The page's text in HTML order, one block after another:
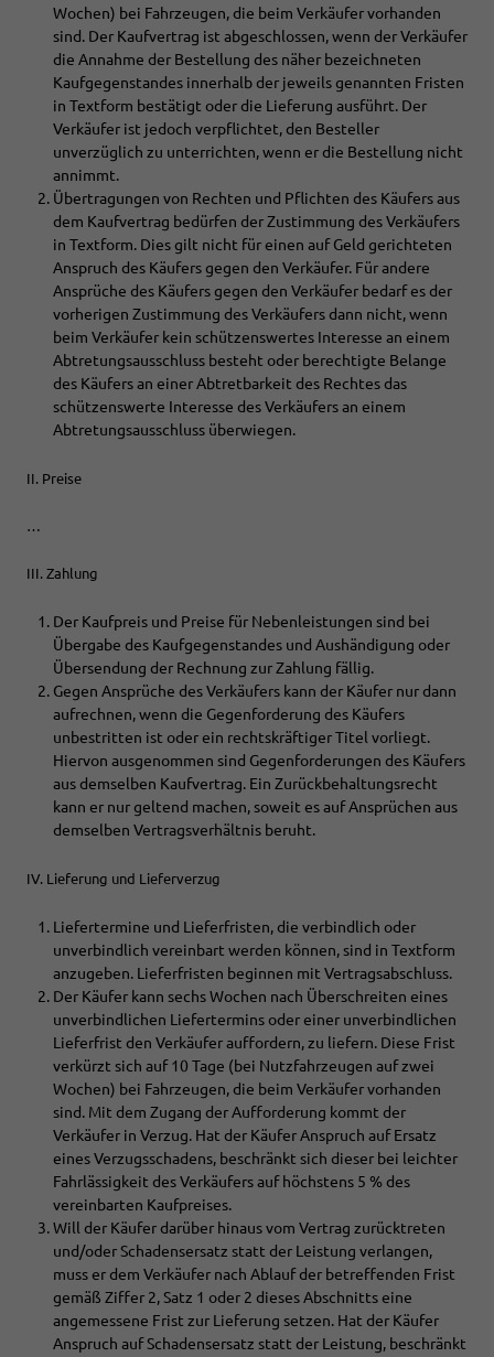
Wochen) bei Fahrzeugen, die beim Verkäufer vorhanden
sind. Der Kaufvertrag ist abgeschlossen, wenn der Verkäufer
die Annahme der Bestellung des näher bezeichneten
Kaufgegenstandes innerhalb der jeweils genannten Fristen
in Textform bestätigt oder die Lieferung ausführt. Der
Verkäufer ist jedoch verpflichtet, den Besteller
unverzüglich zu unterrichten, wenn er die Bestellung nicht
annimmt.
Übertragungen von Rechten und Pflichten des Käufers aus
dem Kaufvertrag bedürfen der Zustimmung des Verkäufers
in Textform. Dies gilt nicht für einen auf Geld gerichteten
Anspruch des Käufers gegen den Verkäufer. Für andere
Ansprüche des Käufers gegen den Verkäufer bedarf es der
vorherigen Zustimmung des Verkäufers dann nicht, wenn
beim Verkäufer kein schützenswertes Interesse an einem
Abtretungsausschluss besteht oder berechtigte Belange
des Käufers an einer Abtretbarkeit des Rechtes das
schützenswerte Interesse des Verkäufers an einem
Abtretungsausschluss überwiegen.
II. Preise
…
III. Zahlung
Der Kaufpreis und Preise für Nebenleistungen sind bei
Übergabe des Kaufgegenstandes und Aushändigung oder
Übersendung der Rechnung zur Zahlung fällig.
Gegen Ansprüche des Verkäufers kann der Käufer nur dann
aufrechnen, wenn die Gegenforderung des Käufers
unbestritten ist oder ein rechtskräftiger Titel vorliegt.
Hiervon ausgenommen sind Gegenforderungen des Käufers
aus demselben Kaufvertrag. Ein Zurückbehaltungsrecht
kann er nur geltend machen, soweit es auf Ansprüchen aus
demselben Vertragsverhältnis beruht.
IV. Lieferung und Lieferverzug
Liefertermine und Lieferfristen, die verbindlich oder
unverbindlich vereinbart werden können, sind in Textform
anzugeben. Lieferfristen beginnen mit Vertragsabschluss.
Der Käufer kann sechs Wochen nach Überschreiten eines
unverbindlichen Liefertermins oder einer unverbindlichen
Lieferfrist den Verkäufer auffordern, zu liefern. Diese Frist
verkürzt sich auf 10 Tage (bei Nutzfahrzeugen auf zwei
Wochen) bei Fahrzeugen, die beim Verkäufer vorhanden
sind. Mit dem Zugang der Aufforderung kommt der
Verkäufer in Verzug. Hat der Käufer Anspruch auf Ersatz
eines Verzugsschadens, beschränkt sich dieser bei leichter
Fahrlässigkeit des Verkäufers auf höchstens 5 % des
vereinbarten Kaufpreises.
Will der Käufer darüber hinaus vom Vertrag zurücktreten
und/oder Schadensersatz statt der Leistung verlangen,
muss er dem Verkäufer nach Ablauf der betreffenden Frist
gemäß Ziffer 2, Satz 1 oder 2 dieses Abschnitts eine
angemessene Frist zur Lieferung setzen. Hat der Käufer
Anspruch auf Schadensersatz statt der Leistung, beschränkt